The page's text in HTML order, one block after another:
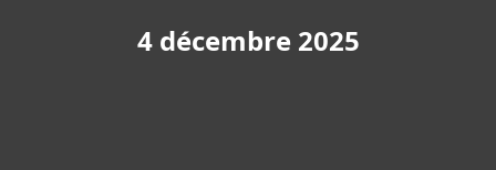
4 décembre 2025